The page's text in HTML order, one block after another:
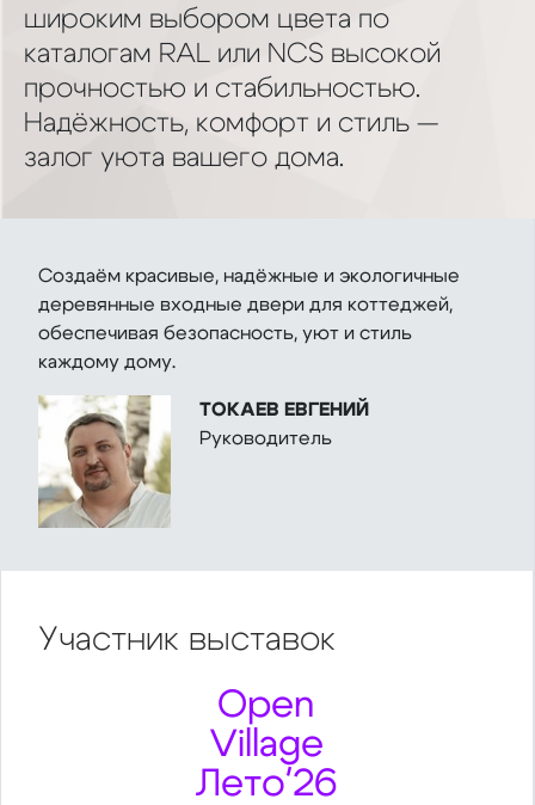
широким выбором цвета по
каталогам RAL или NCS высокой
прочностью и стабильностью.
Надёжность, комфорт и стиль —
залог уюта вашего дома.
Создаём красивые, надёжные и экологичные
деревянные входные двери для коттеджей,
обеспечивая безопасность, уют и стиль
каждому дому.
ТОКАЕВ ЕВГЕНИЙ
Руководитель
Участник выставок
Open
Village
Лето'26